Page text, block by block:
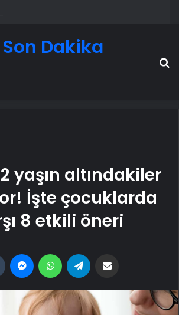
ve Nasıl Yapılır
Son Dakika
yaşın altındakiler
İşte çocuklarda
8 etkili öneri
Tumblr MessengerWhatsApp